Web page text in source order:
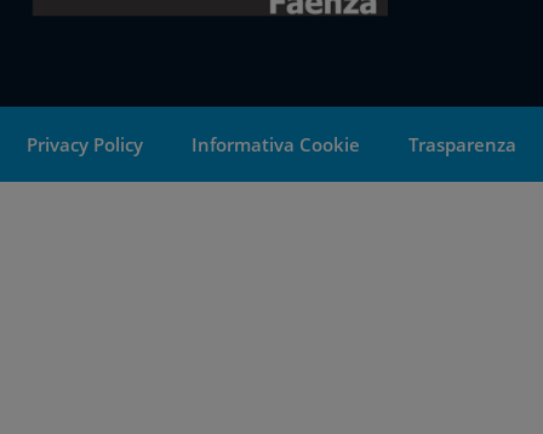
Privacy Policy Informativa Cookie Trasparenza